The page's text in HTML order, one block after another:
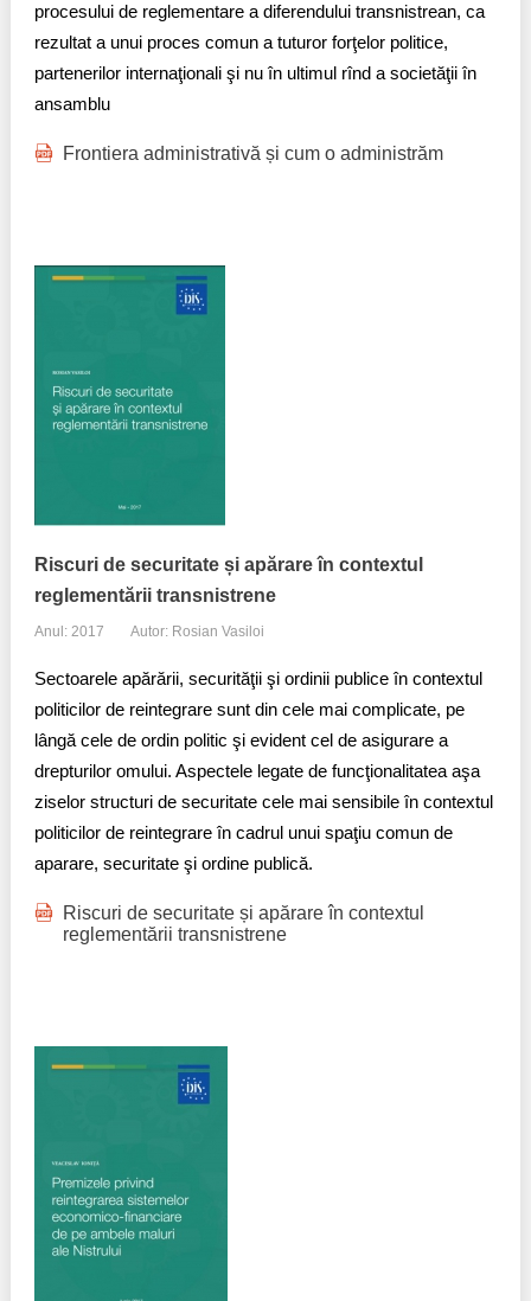
procesului de reglementare a diferendului transnistrean, ca
rezultat a unui proces comun a tuturor forţelor politice,
partenerilor internaţionali şi nu în ultimul rînd a societăţii în
ansamblu
Frontiera administrativă și cum o administrăm
Riscuri de securitate și apărare în contextul
reglementării transnistrene
Anul: 2017 Autor: Rosian Vasiloi
Sectoarele apărării, securităţii şi ordinii publice în contextul
politicilor de reintegrare sunt din cele mai complicate, pe
lângă cele de ordin politic şi evident cel de asigurare a
drepturilor omului. Aspectele legate de funcţionalitatea aşa
ziselor structuri de securitate cele mai sensibile în contextul
politicilor de reintegrare în cadrul unui spaţiu comun de
aparare, securitate şi ordine publică.
Riscuri de securitate și apărare în contextul
reglementării transnistrene